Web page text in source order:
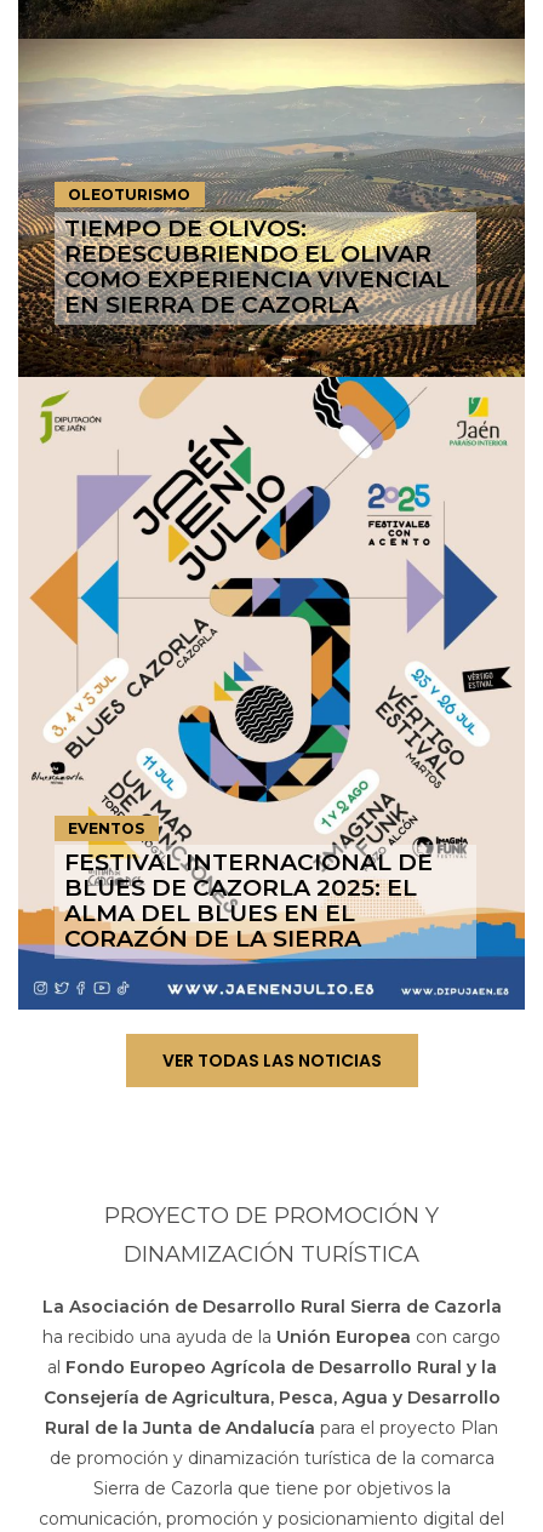
OLEOTURISMO
TIEMPO DE OLIVOS:
REDESCUBRIENDO EL OLIVAR
COMO EXPERIENCIA VIVENCIAL
EN SIERRA DE CAZORLA
EVENTOS
FESTIVAL INTERNACIONAL DE
BLUES DE CAZORLA 2025: EL
ALMA DEL BLUES EN EL
CORAZÓN DE LA SIERRA
VER TODAS LAS NOTICIAS
PROYECTO DE PROMOCIÓN Y
DINAMIZACIÓN TURÍSTICA
La Asociación de Desarrollo Rural Sierra de Cazorla
ha recibido una ayuda de la Unión Europea con cargo
al Fondo Europeo Agrícola de Desarrollo Rural y la
Consejería de Agricultura, Pesca, Agua y Desarrollo
Rural de la Junta de Andalucía para el proyecto Plan
de promoción y dinamización turística de la comarca
Sierra de Cazorla que tiene por objetivos la
comunicación, promoción y posicionamiento digital del